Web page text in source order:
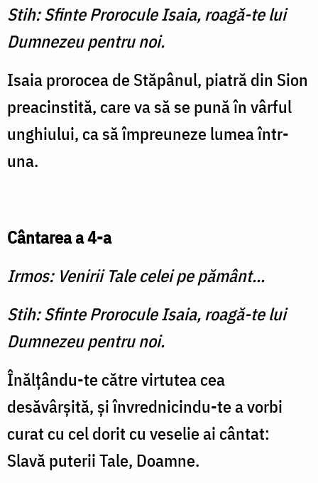
Stih: Sfinte Prorocule Isaia, roagă-te lui
Dumnezeu pentru noi.
Isaia prorocea de Stăpânul, piatră din Sion
preacinstită, care va să se pună în vârful
unghiului, ca să împreuneze lumea într-
una.
Cântarea a 4-a
Irmos: Venirii Tale celei pe pământ...
Stih: Sfinte Prorocule Isaia, roagă-te lui
Dumnezeu pentru noi.
Înălţându-te către virtutea cea
desăvârşită, şi învrednicindu-te a vorbi
curat cu cel dorit cu veselie ai cântat:
Slavă puterii Tale, Doamne.